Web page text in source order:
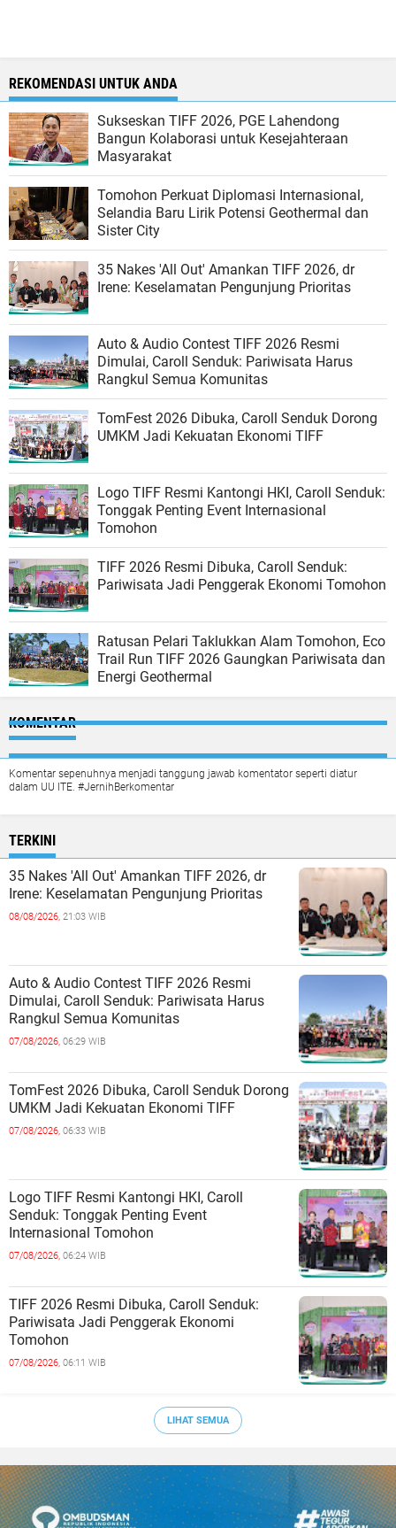
REKOMENDASI UNTUK ANDA
Sukseskan TIFF 2026, PGE Lahendong
Bangun Kolaborasi untuk Kesejahteraan
Masyarakat
Tomohon Perkuat Diplomasi Internasional,
Selandia Baru Lirik Potensi Geothermal dan
Sister City
35 Nakes 'All Out' Amankan TIFF 2026, dr
Irene: Keselamatan Pengunjung Prioritas
Auto & Audio Contest TIFF 2026 Resmi
Dimulai, Caroll Senduk: Pariwisata Harus
Rangkul Semua Komunitas
TomFest 2026 Dibuka, Caroll Senduk Dorong
UMKM Jadi Kekuatan Ekonomi TIFF
Logo TIFF Resmi Kantongi HKI, Caroll Senduk:
Tonggak Penting Event Internasional
Tomohon
TIFF 2026 Resmi Dibuka, Caroll Senduk:
Pariwisata Jadi Penggerak Ekonomi Tomohon
Ratusan Pelari Taklukkan Alam Tomohon, Eco
Trail Run TIFF 2026 Gaungkan Pariwisata dan
Energi Geothermal
KOMENTAR
Komentar sepenuhnya menjadi tanggung jawab komentator seperti diatur
dalam UU ITE. #JernihBerkomentar
TERKINI
35 Nakes 'All Out' Amankan TIFF 2026, dr
Irene: Keselamatan Pengunjung Prioritas
08/08/2026, 21:03 WIB
Auto & Audio Contest TIFF 2026 Resmi
Dimulai, Caroll Senduk: Pariwisata Harus
Rangkul Semua Komunitas
07/08/2026, 06:29 WIB
TomFest 2026 Dibuka, Caroll Senduk Dorong
UMKM Jadi Kekuatan Ekonomi TIFF
07/08/2026, 06:33 WIB
Logo TIFF Resmi Kantongi HKI, Caroll
Senduk: Tonggak Penting Event
Internasional Tomohon
07/08/2026, 06:24 WIB
TIFF 2026 Resmi Dibuka, Caroll Senduk:
Pariwisata Jadi Penggerak Ekonomi
Tomohon
07/08/2026, 06:11 WIB
LIHAT SEMUA